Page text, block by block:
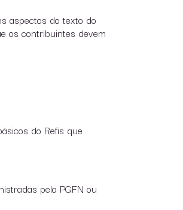
aspectos do texto do
os contribuintes devem
do Refis que
pela PGFN ou